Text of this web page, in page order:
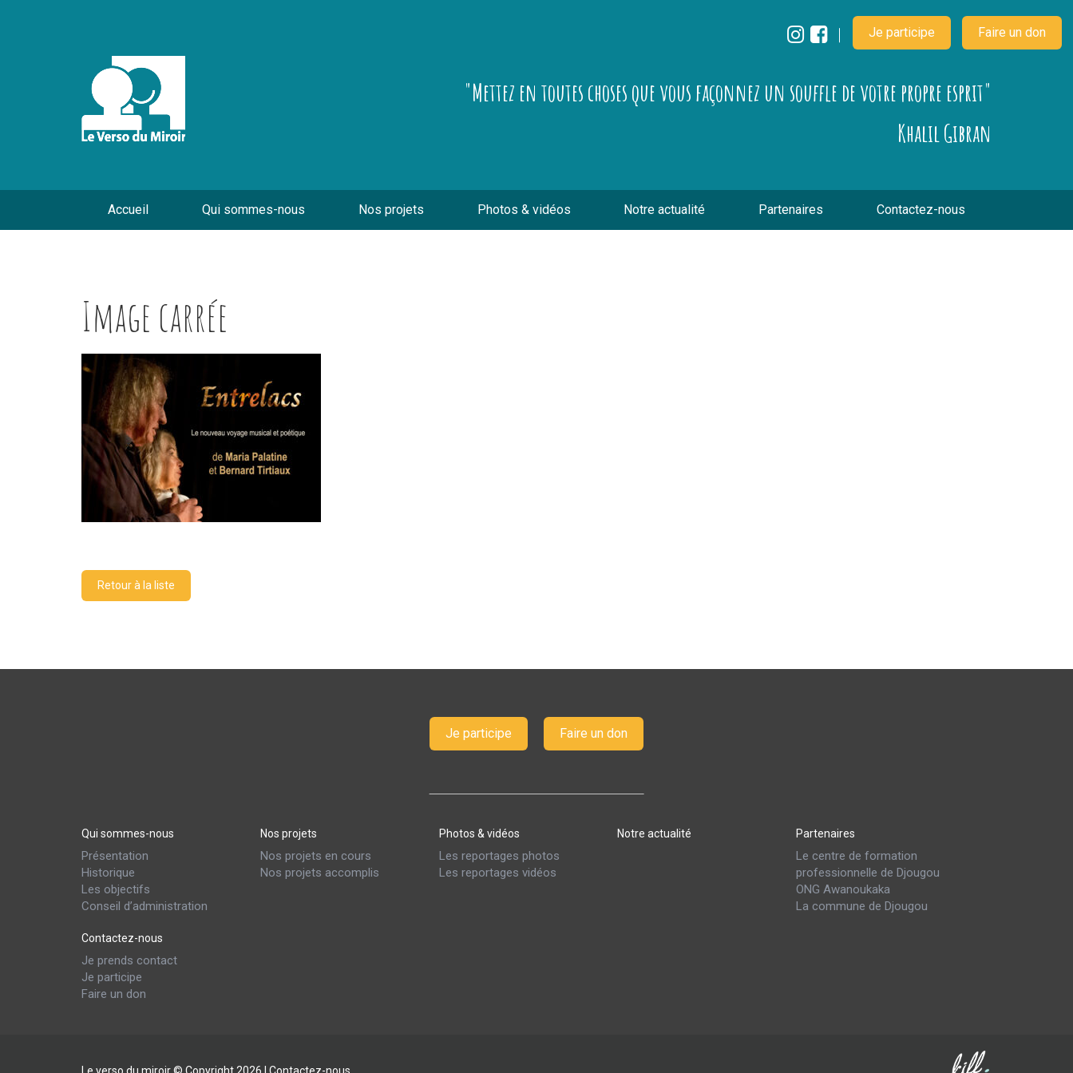
"Mettez en toutes choses que vous façonnez un souffle de votre propre esprit"
Khalil Gibran
Accueil Qui sommes-nous Nos projets Photos & vidéos Notre actualité Partenaires Contactez-nous
Je participe Faire un don
Image carrée
Retour à la liste
Je participe Faire un don
Qui sommes-nous
Présentation
Historique
Les objectifs
Conseil d’administration
Nos projets
Nos projets en cours
Nos projets accomplis
Photos & vidéos
Les reportages photos
Les reportages vidéos
Notre actualité Partenaires
Le centre de formation
professionnelle de Djougou
ONG Awanoukaka
La commune de Djougou
Contactez-nous
Je prends contact
Je participe
Faire un don